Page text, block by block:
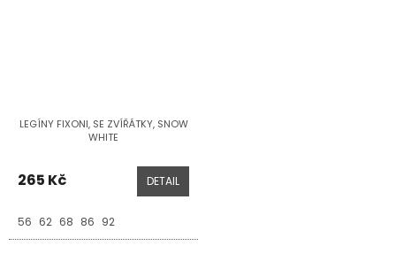
LEGÍNY FIXONI, SE ZVÍŘÁTKY, SNOW
WHITE
265 Kč DETAIL
56 62 68 86 92